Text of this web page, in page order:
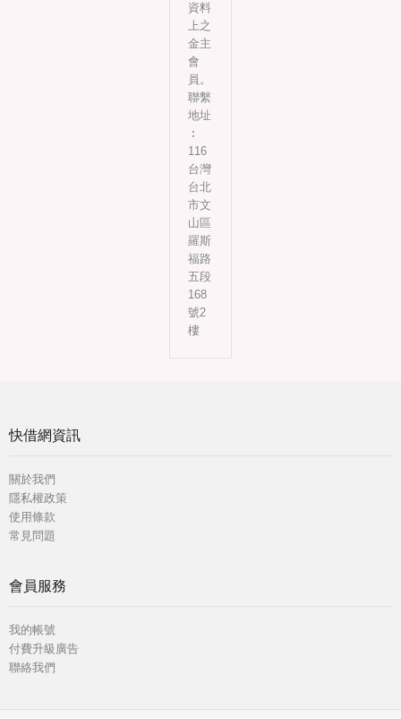
資料
上之
金主
會
員。
聯繫
地址
︰
116
台灣
台北
市文
山區
羅斯
福路
五段
168
號2
樓
快借網資訊
關於我們
隱私權政策
使用條款
常見問題
會員服務
我的帳號
付費升級廣告
聯絡我們